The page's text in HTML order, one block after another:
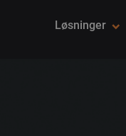
Løsninger